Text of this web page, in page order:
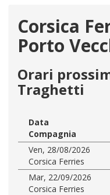
Corsica
Porto
Orari
Traghetti
Data
Compagnia
Ven, 28/08/2026
Corsica Ferries
Mar, 22/09/2026
Corsica Ferries